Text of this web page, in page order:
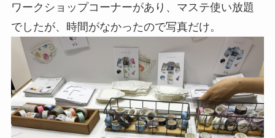
ワークショップコーナーがあり、マステ使い放題
でしたが、時間がなかったので写真だけ。